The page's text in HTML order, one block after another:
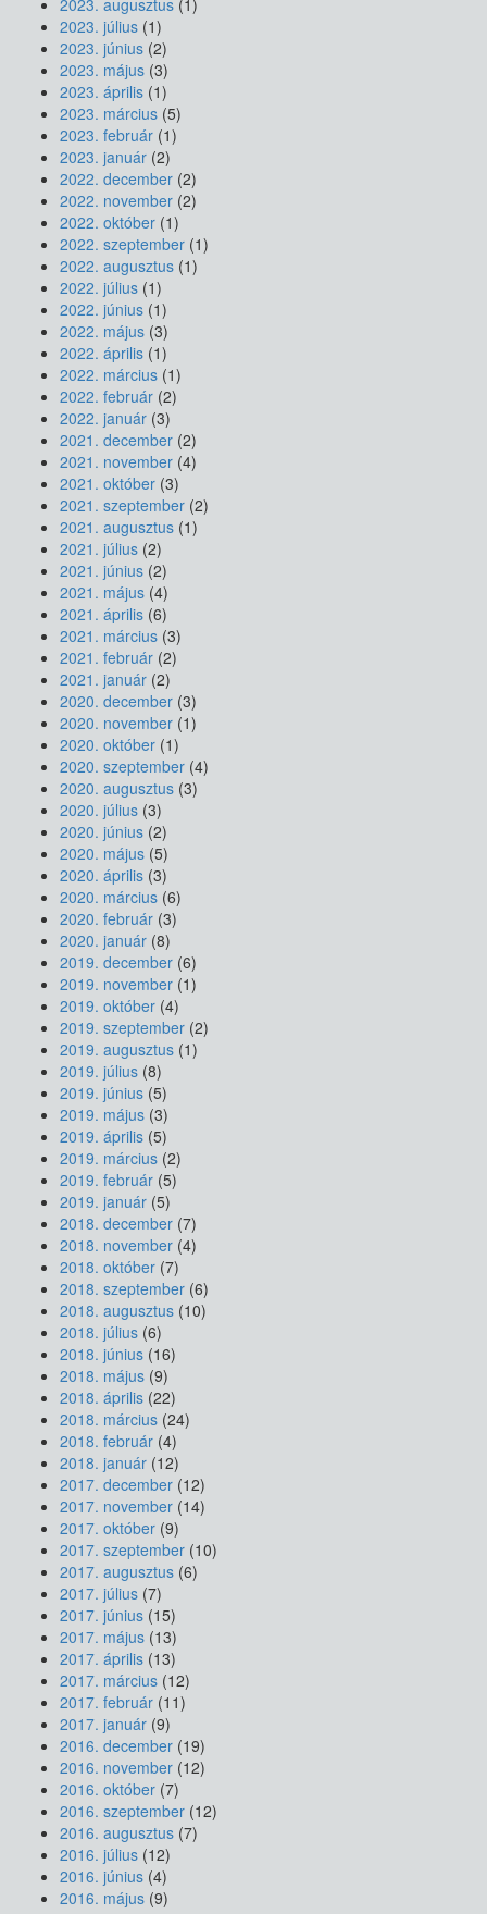
2023. augusztus (1)
2023. július (1)
2023. június (2)
2023. május (3)
2023. április (1)
2023. március (5)
2023. február (1)
2023. január (2)
2022. december (2)
2022. november (2)
2022. október (1)
2022. szeptember (1)
2022. augusztus (1)
2022. július (1)
2022. június (1)
2022. május (3)
2022. április (1)
2022. március (1)
2022. február (2)
2022. január (3)
2021. december (2)
2021. november (4)
2021. október (3)
2021. szeptember (2)
2021. augusztus (1)
2021. július (2)
2021. június (2)
2021. május (4)
2021. április (6)
2021. március (3)
2021. február (2)
2021. január (2)
2020. december (3)
2020. november (1)
2020. október (1)
2020. szeptember (4)
2020. augusztus (3)
2020. július (3)
2020. június (2)
2020. május (5)
2020. április (3)
2020. március (6)
2020. február (3)
2020. január (8)
2019. december (6)
2019. november (1)
2019. október (4)
2019. szeptember (2)
2019. augusztus (1)
2019. július (8)
2019. június (5)
2019. május (3)
2019. április (5)
2019. március (2)
2019. február (5)
2019. január (5)
2018. december (7)
2018. november (4)
2018. október (7)
2018. szeptember (6)
2018. augusztus (10)
2018. július (6)
2018. június (16)
2018. május (9)
2018. április (22)
2018. március (24)
2018. február (4)
2018. január (12)
2017. december (12)
2017. november (14)
2017. október (9)
2017. szeptember (10)
2017. augusztus (6)
2017. július (7)
2017. június (15)
2017. május (13)
2017. április (13)
2017. március (12)
2017. február (11)
2017. január (9)
2016. december (19)
2016. november (12)
2016. október (7)
2016. szeptember (12)
2016. augusztus (7)
2016. július (12)
2016. június (4)
2016. május (9)